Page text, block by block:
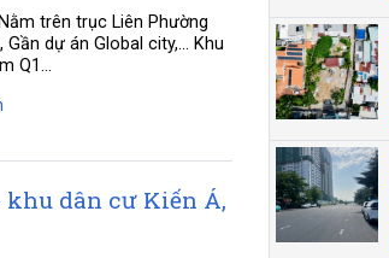
trên trục Liên Phường
dự án Global city,... Khu
Q1...
khu dân cư Kiến Á,